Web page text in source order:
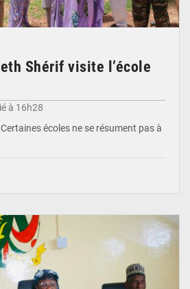
Shérif visite l’école
à 16h28
écoles ne se résument pas à